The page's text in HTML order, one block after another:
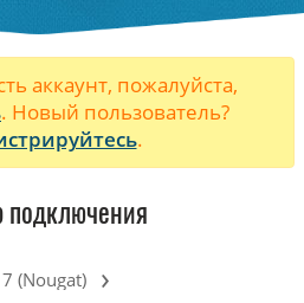
аккаунт, пожалуйста,
. Новый пользователь?
.
подключения
(Nougat) ›